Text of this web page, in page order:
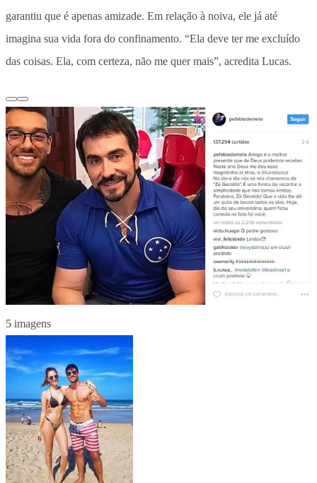
garantiu que é apenas amizade. Em relação à noiva, ele já até
imagina sua vida fora do confinamento. “Ela deve ter me excluído
das coisas. Ela, com certeza, não me quer mais”, acredita Lucas.
5 imagens